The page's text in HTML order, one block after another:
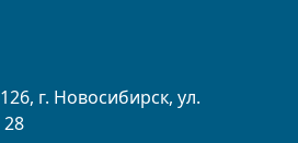
г. Новосибирск, ул.